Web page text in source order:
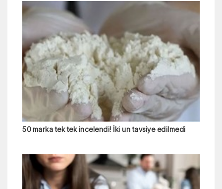
50 marka tek tek incelendi! İki un tavsiye edilmedi